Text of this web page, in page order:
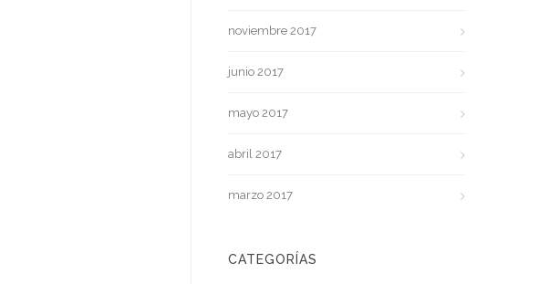
noviembre 2017
junio 2017
mayo 2017
abril 2017
marzo 2017
CATEGORÍAS